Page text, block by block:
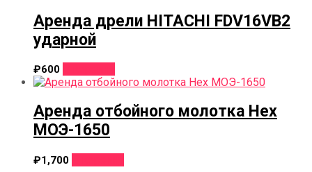
Аренда дрели HITACHI FDV16VB2
ударной
₽600
Аренда отбойного молотка Hex
МОЭ-1650
₽1,700